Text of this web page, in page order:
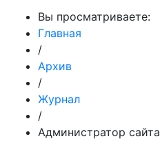
Вы просматриваете:
Главная
/
Архив
/
Журнал
/
Администратор сайта